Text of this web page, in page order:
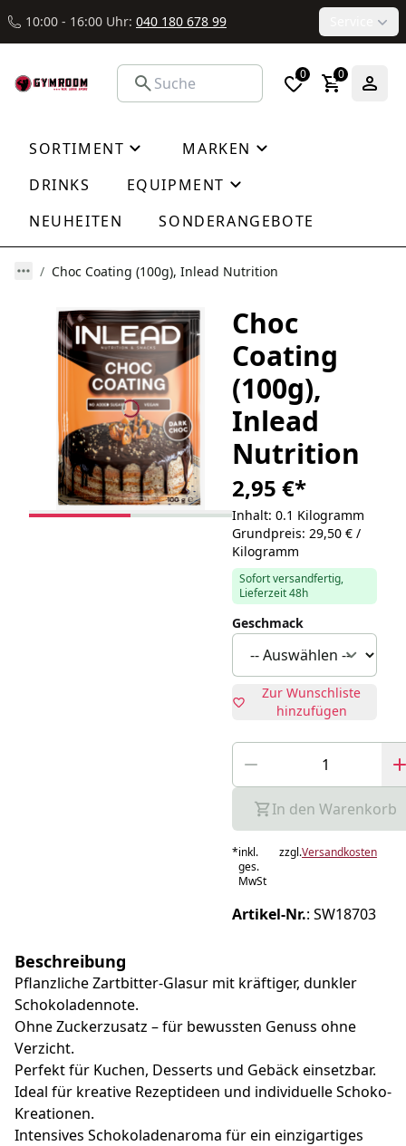
10:00 - 16:00 Uhr: 040 180 678 99
0 0
SORTIMENT
MARKEN
DRINKS
EQUIPMENT
NEUHEITEN
SONDERANGEBOTE
Choc Coating (100g), Inlead Nutrition
Choc
Coating
(100g),
Inlead
Nutrition
2,95 €*
Inhalt: 0.1 Kilogramm
Grundpreis: 29,50 € /
Kilogramm
Sofort versandfertig,
Lieferzeit 48h
Geschmack
Zur Wunschliste
hinzufügen
In den Warenkorb
*inkl.
ges.
MwSt
zzgl.Versandkosten
Artikel-Nr.: SW18703
Beschreibung
Pflanzliche Zartbitter-Glasur mit kräftiger, dunkler
Schokoladennote.
Ohne Zuckerzusatz – für bewussten Genuss ohne
Verzicht.
Perfekt für Kuchen, Desserts und Gebäck einsetzbar.
Ideal für kreative Rezeptideen und individuelle Schoko-
Kreationen.
Intensives Schokoladenaroma für ein einzigartiges